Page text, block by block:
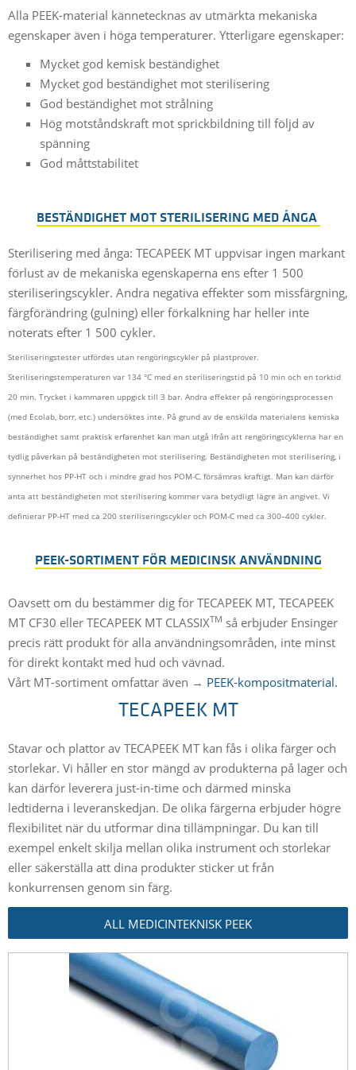
Alla PEEK-material kännetecknas av utmärkta mekaniska
egenskaper även i höga temperaturer. Ytterligare egenskaper:
Mycket god kemisk beständighet
Mycket god beständighet mot sterilisering
God beständighet mot strålning
Hög motståndskraft mot sprickbildning till följd av
spänning
God måttstabilitet
BESTÄNDIGHET MOT STERILISERING MED ÅNGA
Sterilisering med ånga: TECAPEEK MT uppvisar ingen markant
förlust av de mekaniska egenskaperna ens efter 1 500
steriliseringscykler. Andra negativa effekter som missfärgning,
färgförändring (gulning) eller förkalkning har heller inte
noterats efter 1 500 cykler.
Steriliseringstester utfördes utan rengöringscykler på plastprover.
Steriliseringstemperaturen var 134 °C med en steriliseringstid på 10 min och en torktid
20 min. Trycket i kammaren uppgick till 3 bar. Andra effekter på rengöringsprocessen
(med Ecolab, borr, etc.) undersöktes inte. På grund av de enskilda materialens kemiska
beständighet samt praktisk erfarenhet kan man utgå ifrån att rengöringscyklerna har en
tydlig påverkan på beständigheten mot sterilisering. Beständigheten mot sterilisering, i
synnerhet hos PP-HT och i mindre grad hos POM-C, försämras kraftigt. Man kan därför
anta att beständigheten mot sterilisering kommer vara betydligt lägre än angivet. Vi
definierar PP-HT med ca 200 steriliseringscykler och POM-C med ca 300–400 cykler.
PEEK-SORTIMENT FÖR MEDICINSK ANVÄNDNING
Oavsett om du bestämmer dig för TECAPEEK MT, TECAPEEK
MT CF30 eller TECAPEEK MT CLASSIXTM så erbjuder Ensinger
precis rätt produkt för alla användningsområden, inte minst
för direkt kontakt med hud och vävnad.
Vårt MT-sortiment omfattar även → PEEK-kompositmaterial.
TECAPEEK MT
Stavar och plattor av TECAPEEK MT kan fås i olika färger och
storlekar. Vi håller en stor mängd av produkterna på lager och
kan därför leverera just-in-time och därmed minska
ledtiderna i leveranskedjan. De olika färgerna erbjuder högre
flexibilitet när du utformar dina tillämpningar. Du kan till
exempel enkelt skilja mellan olika instrument och storlekar
eller säkerställa att dina produkter sticker ut från
konkurrensen genom sin färg.
ALL MEDICINTEKNISK PEEK